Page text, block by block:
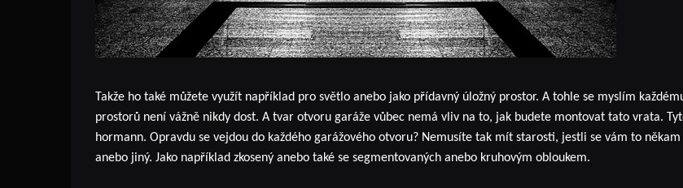
Takže ho také můžete využít například pro světlo anebo jako přídavný úložný prostor. A tohle se myslím
prostorů není vážně nikdy dost. A tvar otvoru garáže vůbec nemá vliv na to, jak budete montovat tato vrata.
hormann. Opravdu se vejdou do každého garážového otvoru? Nemusíte tak mít starosti, jestli se vám to
anebo jiný. Jako například zkosený anebo také se segmentovaných anebo kruhovým obloukem.